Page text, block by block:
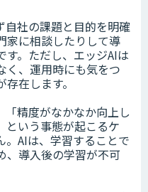
自社の課題と目的を明確
家に相談したりして導
す。ただし、エッジAIは
く、運用時にも気をつ
在します。
「精度がなかなか向上し
という事態が起こるケ
。AIは、学習することで
、導入後の学習が不可